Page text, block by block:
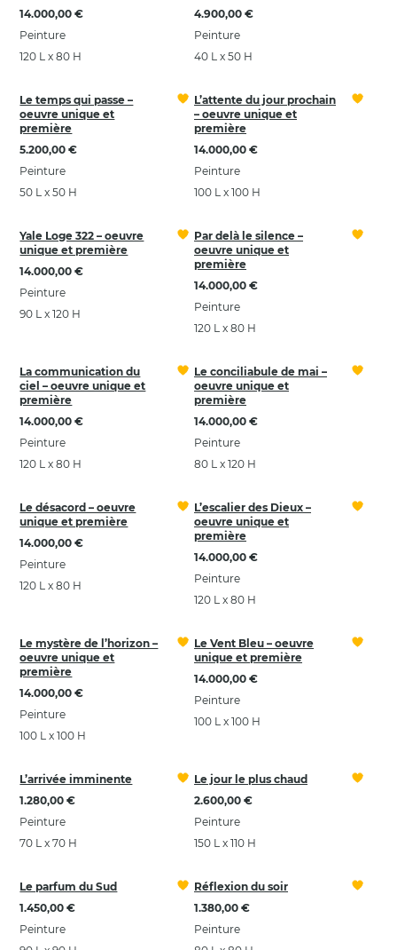
14.000,00 €
Peinture
120 L x 80 H
4.900,00 €
Peinture
40 L x 50 H
Le temps qui passe –
oeuvre unique et
première
5.200,00 €
Peinture
50 L x 50 H
L’attente du jour prochain
– oeuvre unique et
première
14.000,00 €
Peinture
100 L x 100 H
Yale Loge 322 – oeuvre
unique et première
14.000,00 €
Peinture
90 L x 120 H
Par delà le silence –
oeuvre unique et
première
14.000,00 €
Peinture
120 L x 80 H
La communication du
ciel – oeuvre unique et
première
14.000,00 €
Peinture
120 L x 80 H
Le conciliabule de mai –
oeuvre unique et
première
14.000,00 €
Peinture
80 L x 120 H
Le désacord – oeuvre
unique et première
14.000,00 €
Peinture
120 L x 80 H
L’escalier des Dieux –
oeuvre unique et
première
14.000,00 €
Peinture
120 L x 80 H
Le mystère de l’horizon –
oeuvre unique et
première
14.000,00 €
Peinture
100 L x 100 H
Le Vent Bleu – oeuvre
unique et première
14.000,00 €
Peinture
100 L x 100 H
L’arrivée imminente
1.280,00 €
Peinture
70 L x 70 H
Le jour le plus chaud
2.600,00 €
Peinture
150 L x 110 H
Le parfum du Sud
1.450,00 €
Peinture
Réflexion du soir
1.380,00 €
Peinture